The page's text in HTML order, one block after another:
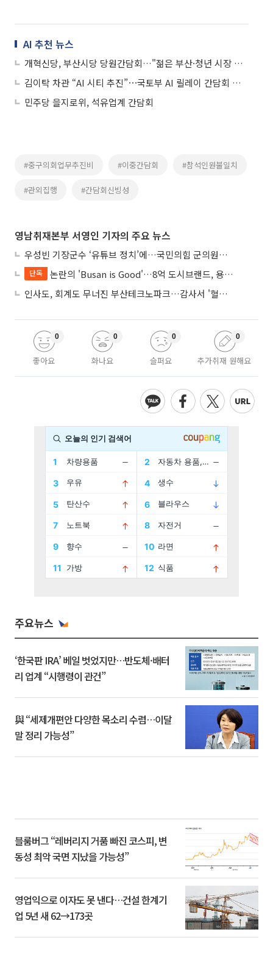
AI 추천 뉴스
개혁신당, 부산시당 당원간담회…"젊은 부산·청년 시장 전면에"
김이탁 차관 “AI 시티 추진”⋯국토부 AI 릴레이 간담회 첫 개최
민주당 을지로위, 석유업계 간담회
#중구의회업무추진비 #이중간담회 #참석인원불일치
#관외집행 #간담회신빙성
영남취재본부 서영인 기자의 주요 뉴스
우성빈 기장군수 ‘유튜브 정치’에…국민의힘 군의원들 집단 반발
단독
논란의 'Busan is Good'…8억 도시브랜드, 용산 대통령실 CI 업체가 수행
인사도, 회계도 무너진 부산테크노파크…감사서 '혈세 유용·인사 뒤집기' 적발
좋아요
0
화나요
0
슬퍼요
0
추가취재 원해요
0
주요뉴스
‘한국판 IRA’ 베일 벗었지만…반도체·배터
리 업계 “시행령이 관건”
與 “세제개편안 다양한 목소리 수렴…이달
말 정리 가능성”
블룸버그 “레버리지 거품 빠진 코스피, 변
동성 최악 국면 지났을 가능성”
영업익으로 이자도 못 낸다…건설 한계기
업 5년 새 62→173곳